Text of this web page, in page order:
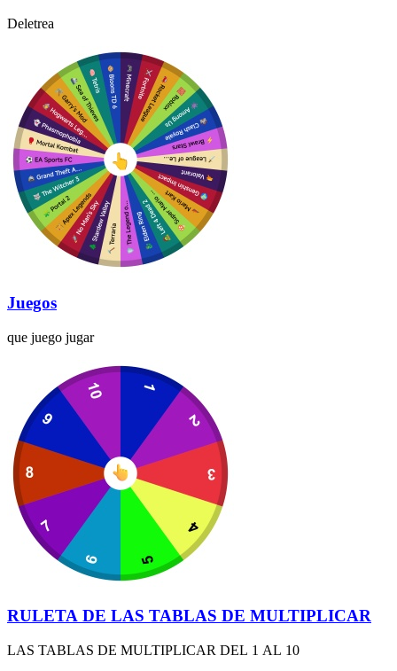
Deletrea
Juegos
que juego jugar
RULETA DE LAS TABLAS DE MULTIPLICAR
LAS TABLAS DE MULTIPLICAR DEL 1 AL 10